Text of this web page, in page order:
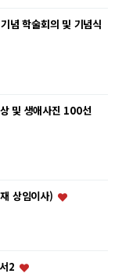
념 학술회의 및 기념식
및 생애사진 100선
상임이사)
2